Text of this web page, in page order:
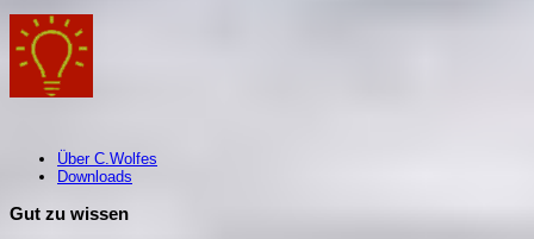
Über C.Wolfes
Downloads
Gut zu wissen